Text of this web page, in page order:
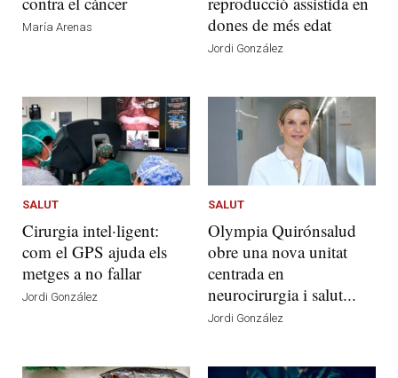
María Arenas
dones de més edat
Jordi González
SALUT
Cirurgia intel·ligent:
com el GPS ajuda els
metges a no fallar
Jordi González
SALUT
Olympia Quirónsalud
obre una nova unitat
centrada en
neurocirurgia i salut...
Jordi González